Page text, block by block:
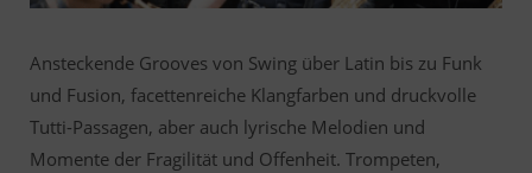
Ansteckende Grooves von Swing über Latin bis zu Funk
und Fusion, facettenreiche Klangfarben und druckvolle
Tutti-Passagen, aber auch lyrische Melodien und
Momente der Fragilität und Offenheit. Trompeten,